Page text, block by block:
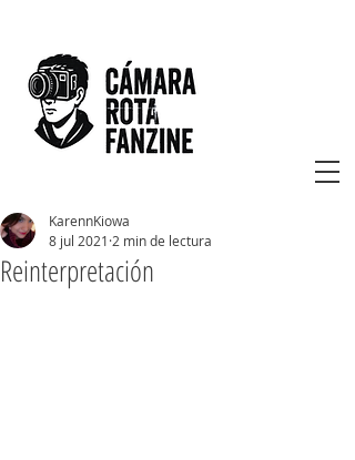
Reinterpretación
KarennKiowa
8 jul 2021 2 min de lectura